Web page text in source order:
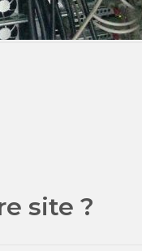
site ?